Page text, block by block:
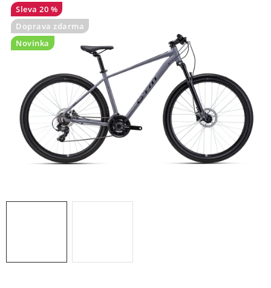
DĚTSKÁ KOLA
BMX
MĚSTSKÁ KOLA
ELEKTROKOLA
KROSOVÁ
ODRÁŽEDLA A KOLOBĚŽKY
20 %
Doprava zdarma
Novinka